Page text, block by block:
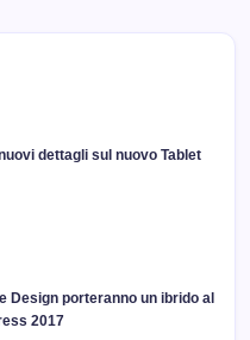
dettagli sul nuovo Tablet
Design porteranno un ibrido al
2017